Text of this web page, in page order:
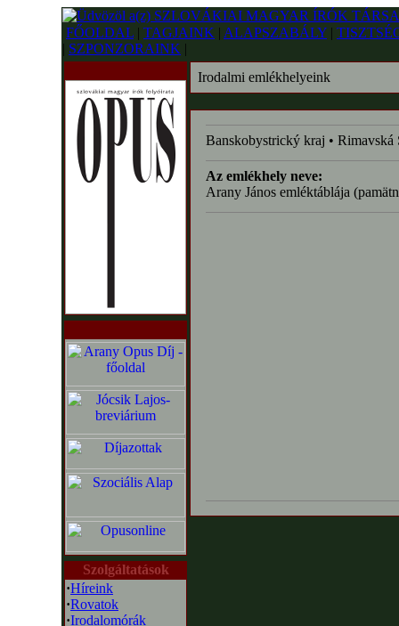
FŐOLDAL | TAGJAINK | ALAPSZABÁLY |
| SZPONZORAINK |
Szolgáltatások
·Híreink
·Rovatok
·Irodalomórák
Irodalmi emlékhelyeink
Banskobystrický kraj • Rimavská
Az emlékhely neve:
Arany János emléktáblája